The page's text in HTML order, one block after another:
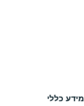
מידע כללי